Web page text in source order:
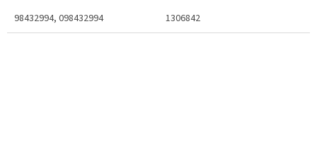
98432994, 098432994 1306842